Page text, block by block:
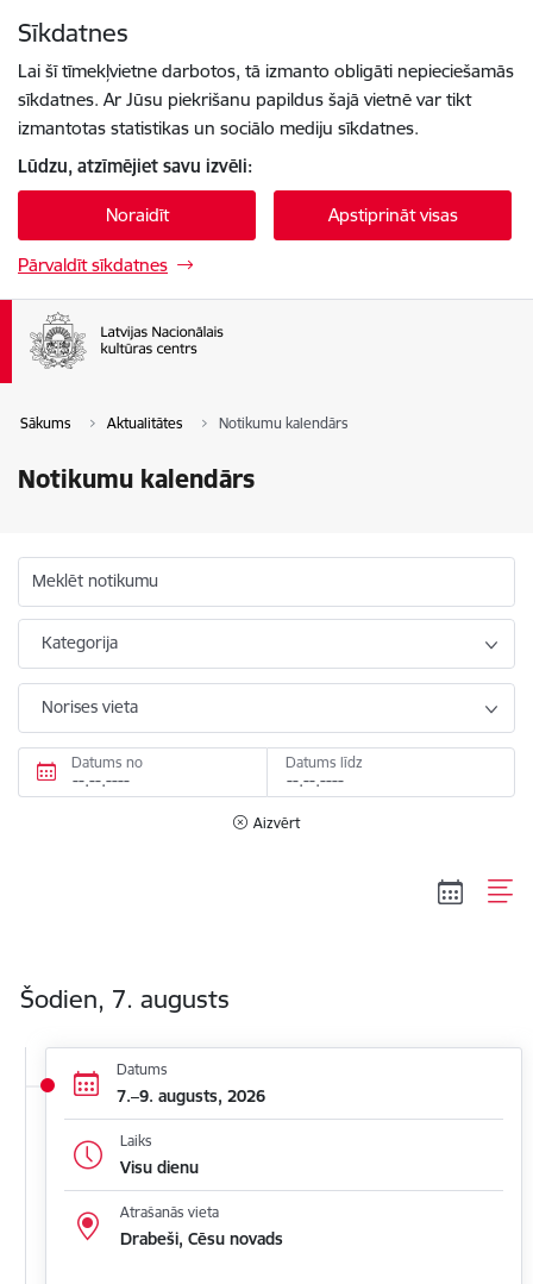
Sīkdatnes
Lai šī tīmekļvietne darbotos, tā izmanto obligāti nepieciešamās
sīkdatnes. Ar Jūsu piekrišanu papildus šajā vietnē var tikt
izmantotas statistikas un sociālo mediju sīkdatnes.
Lūdzu, atzīmējiet savu izvēli:
Noraidīt Apstiprināt visas
Pārvaldīt sīkdatnes
Sākums Aktualitātes Notikumu kalendārs
Notikumu kalendārs
Meklēt notikumu
Kategorija
Norises vieta
Datums no Datums līdz
Aizvērt
Šodien, 7. augusts
Datums
7.–9. augusts, 2026
Laiks
Visu dienu
Atrašanās vieta
Drabeši, Cēsu novads